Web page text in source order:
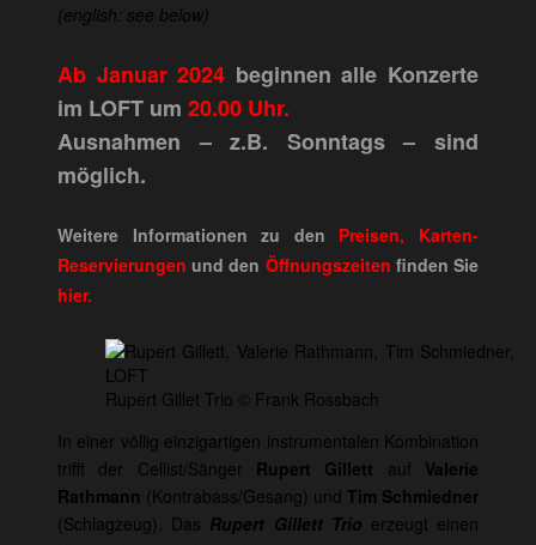
(english: see below)
Ab Januar 2024 beginnen alle Konzerte
im LOFT um 20.00 Uhr.
Ausnahmen – z.B. Sonntags – sind
möglich.
Weitere Informationen zu den Preisen, Karten-
Reservierungen und den Öffnungszeiten finden Sie
hier.
Rupert Gillet Trio © Frank Rossbach
In einer völlig einzigartigen instrumentalen Kombination
trifft der Cellist/Sänger Rupert Gillett auf Valerie
Rathmann (Kontrabass/Gesang) und Tim Schmiedner
(Schlagzeug). Das Rupert Gillett Trio erzeugt einen